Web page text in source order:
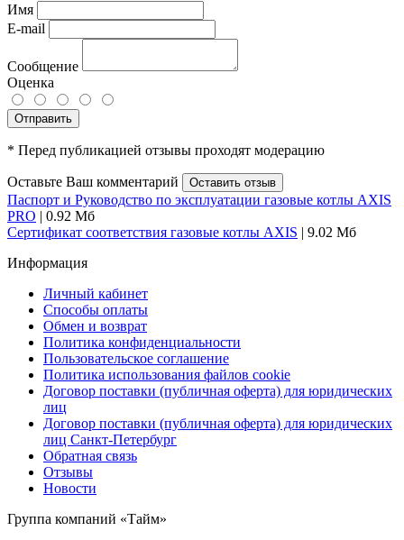
Имя
E-mail
Сообщение
Оценка
Отправить
* Перед публикацией отзывы проходят модерацию
Оставьте Ваш комментарий Оставить отзыв
Паспорт и Руководство по эксплуатации газовые котлы AXIS
PRO | 0.92 Мб
Сертификат соответствия газовые котлы AXIS | 9.02 Мб
Информация
Личный кабинет
Способы оплаты
Обмен и возврат
Политика конфиденциальности
Пользовательское соглашение
Политика использования файлов cookie
Договор поставки (публичная оферта) для юридических
лиц
Договор поставки (публичная оферта) для юридических
лиц Санкт-Петербург
Обратная связь
Отзывы
Новости
Группа компаний «Тайм»